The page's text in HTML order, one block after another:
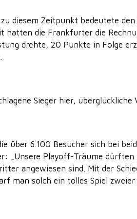
diesem Zeitpunkt bedeutete
hatten die Frankfurter die
drehte, 20 Punkte in Folge
Sieger hier,
über 6.100 Besucher sich bei
„Unsere Playoff-Träume
angewiesen sind. Mit der
man solch ein tolles Spiel